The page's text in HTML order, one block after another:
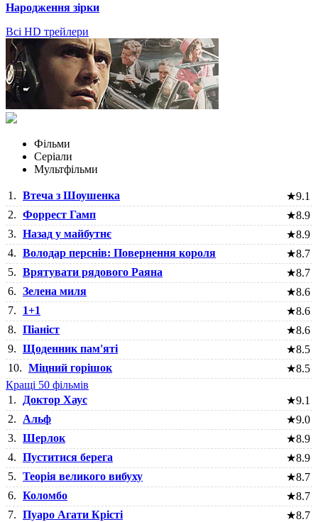
Народження зірки
Всі HD трейлери
Фільми
Серіали
Мультфільми
1. Втеча з Шоушенка ★9.1
2. Форрест Гамп ★8.9
3. Назад у майбутнє ★8.9
4. Володар перснів: Повернення короля ★8.7
5. Врятувати рядового Раяна ★8.7
6. Зелена миля ★8.6
7.
1+1 ★8.6
8. Піаніст ★8.6
9. Щоденник пам'яті ★8.5
10. Міцний горішок ★8.5
Кращі 50 фільмів
1.
Доктор Хаус ★9.1
2.
Альф ★9.0
3. Шерлок ★8.9
4. Пуститися берега ★8.9
5. Теорія великого вибуху ★8.7
6. Коломбо ★8.7
7. Пуаро Агати Крісті ★8.7